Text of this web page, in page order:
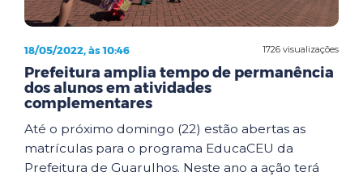
1726 visualizações
18/05/2022, às 10:46
Prefeitura amplia tempo de permanência
dos alunos em atividades
complementares
Até o próximo domingo (22) estão abertas as
matrículas para o programa EducaCEU da
Prefeitura de Guarulhos. Neste ano a ação terá